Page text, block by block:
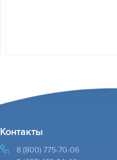
Контакты
8 (800) 775-70-06